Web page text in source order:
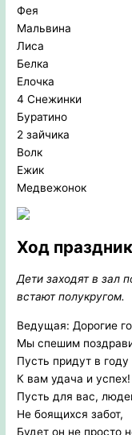
Фея
Мальвина
Лиса
Белка
Елочка
4 Снежинки
Буратино
2 зайчика
Волк
Ежик
Медвежонок
Ход
Дети заходят в зал
встают полукругом.
Ведущая: Дорогие
Мы спешим
Пусть придут в
К вам удача и успех!
Пусть для вас,
Не боящихся забот,
Будет он не просто